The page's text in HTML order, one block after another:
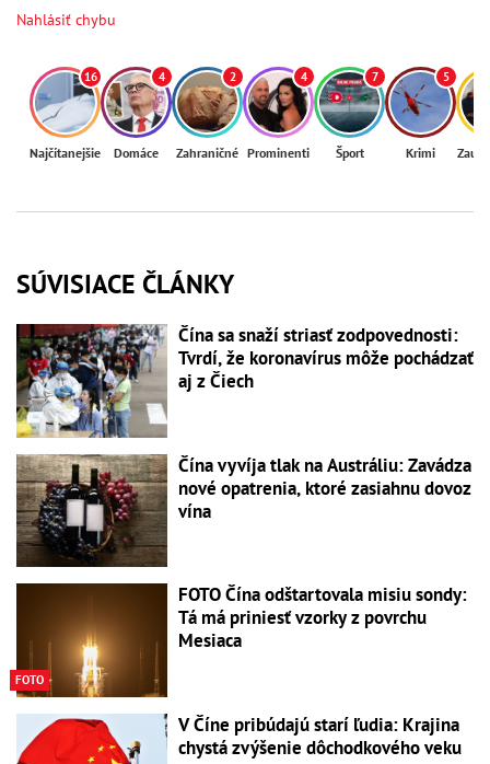
Nahlásiť chybu
16
Najčítanejšie
4
Domáce
2
Zahraničné
4
Prominenti
7
Šport
5
Krimi
SÚVISIACE ČLÁNKY
Čína sa snaží striasť zodpovednosti:
Tvrdí, že koronavírus môže pochádzať
aj z Čiech
Čína vyvíja tlak na Austráliu: Zavádza
nové opatrenia, ktoré zasiahnu dovoz
vína
FOTO
FOTO Čína odštartovala misiu sondy:
Tá má priniesť vzorky z povrchu
Mesiaca
V Číne pribúdajú starí ľudia: Krajina
chystá zvýšenie dôchodkového veku